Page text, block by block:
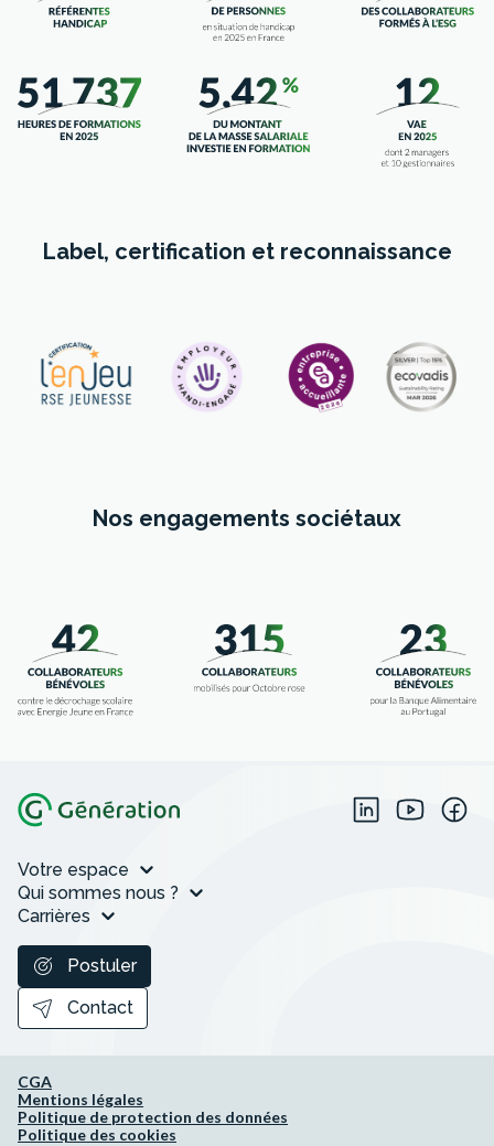
Label, certification et reconnaissance
Nos engagements sociétaux
Votre espace
Qui sommes nous ?
Carrières
Postuler
Contact
CGA
Mentions légales
Politique de protection des données
Politique des cookies